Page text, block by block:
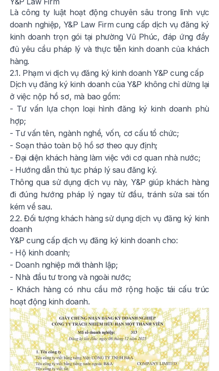
Là công ty luật hoạt động chuyên sâu trong lĩnh vực
doanh nghiệp, Y&P Law Firm cung cấp dịch vụ đăng ký
kinh doanh trọn gói tại phường Vũ Phúc, đáp ứng đầy
đủ yêu cầu pháp lý và thực tiễn kinh doanh của khách
hàng.
2.1. Phạm vi dịch vụ đăng ký kinh doanh Y&P cung cấp
Dịch vụ đăng ký kinh doanh của Y&P không chỉ dừng lại
ở việc nộp hồ sơ, mà bao gồm:
- Tư vấn lựa chọn loại hình đăng ký kinh doanh phù
hợp;
- Tư vấn tên, ngành nghề, vốn, cơ cấu tổ chức;
- Soạn thảo toàn bộ hồ sơ theo quy định;
- Đại diện khách hàng làm việc với cơ quan nhà nước;
- Hướng dẫn thủ tục pháp lý sau đăng ký.
Thông qua sử dụng dịch vụ này, Y&P giúp khách hàng
đi đúng hướng pháp lý ngay từ đầu, tránh sửa sai tốn
kém về sau.
2.2. Đối tượng khách hàng sử dụng dịch vụ đăng ký kinh
doanh
Y&P cung cấp dịch vụ đăng ký kinh doanh cho:
- Hộ kinh doanh;
- Doanh nghiệp mới thành lập;
- Nhà đầu tư trong và ngoài nước;
- Khách hàng có nhu cầu mở rộng hoặc tái cấu trúc
hoạt động kinh doanh.